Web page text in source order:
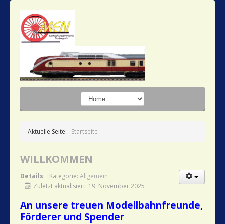
Aktuelle Seite: Startseite
WILLKOMMEN
Details Kategorie: Allgemein
Zuletzt aktualisiert: 19. November 2025
An unsere treuen Modellbahnfreunde,
Förderer und Spender